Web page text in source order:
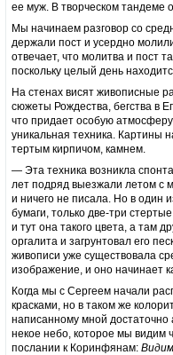
ее муж. В творческом тандеме
Мы начинаем разговор со
держали пост и усердно
отвечает, что молитва и пост
поскольку целый день
На стенах висят живописные
сюжеты Рождества, бегства в
что придает особую
уникальная техника. Картины
тертым кирпичом, камнем.
— Эта техника возникла
лет подряд выезжали летом с
и ничего не писала. Но в один
бумаги, только две-три
и тут она такого цвета, а там
оргалита и загрунтовал его
живописи уже существовала
изображение, и оно начинает
Когда мы с Сергеем начали
красками, но в таком же
написанному мной достаточно
некое небо, которое мы видим
послании к Коринфянам: